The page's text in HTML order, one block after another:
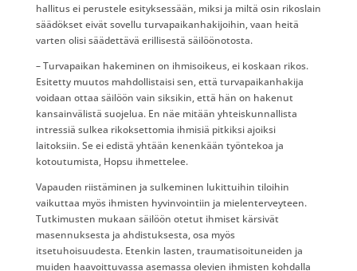
hallitus ei perustele esityksessään, miksi ja miltä osin rikoslain
säädökset eivät sovellu turvapaikanhakijoihin, vaan heitä
varten olisi säädettävä erillisestä säilöönotosta.
– Turvapaikan hakeminen on ihmisoikeus, ei koskaan rikos.
Esitetty muutos mahdollistaisi sen, että turvapaikanhakija
voidaan ottaa säilöön vain siksikin, että hän on hakenut
kansainvälistä suojelua. En näe mitään yhteiskunnallista
intressiä sulkea rikoksettomia ihmisiä pitkiksi ajoiksi
laitoksiin. Se ei edistä yhtään kenenkään työntekoa ja
kotoutumista, Hopsu ihmettelee.
Vapauden riistäminen ja sulkeminen lukittuihin tiloihin
vaikuttaa myös ihmisten hyvinvointiin ja mielenterveyteen.
Tutkimusten mukaan säilöön otetut ihmiset kärsivät
masennuksesta ja ahdistuksesta, osa myös
itsetuhoisuudesta. Etenkin lasten, traumatisoituneiden ja
muiden haavoittuvassa asemassa olevien ihmisten kohdalla